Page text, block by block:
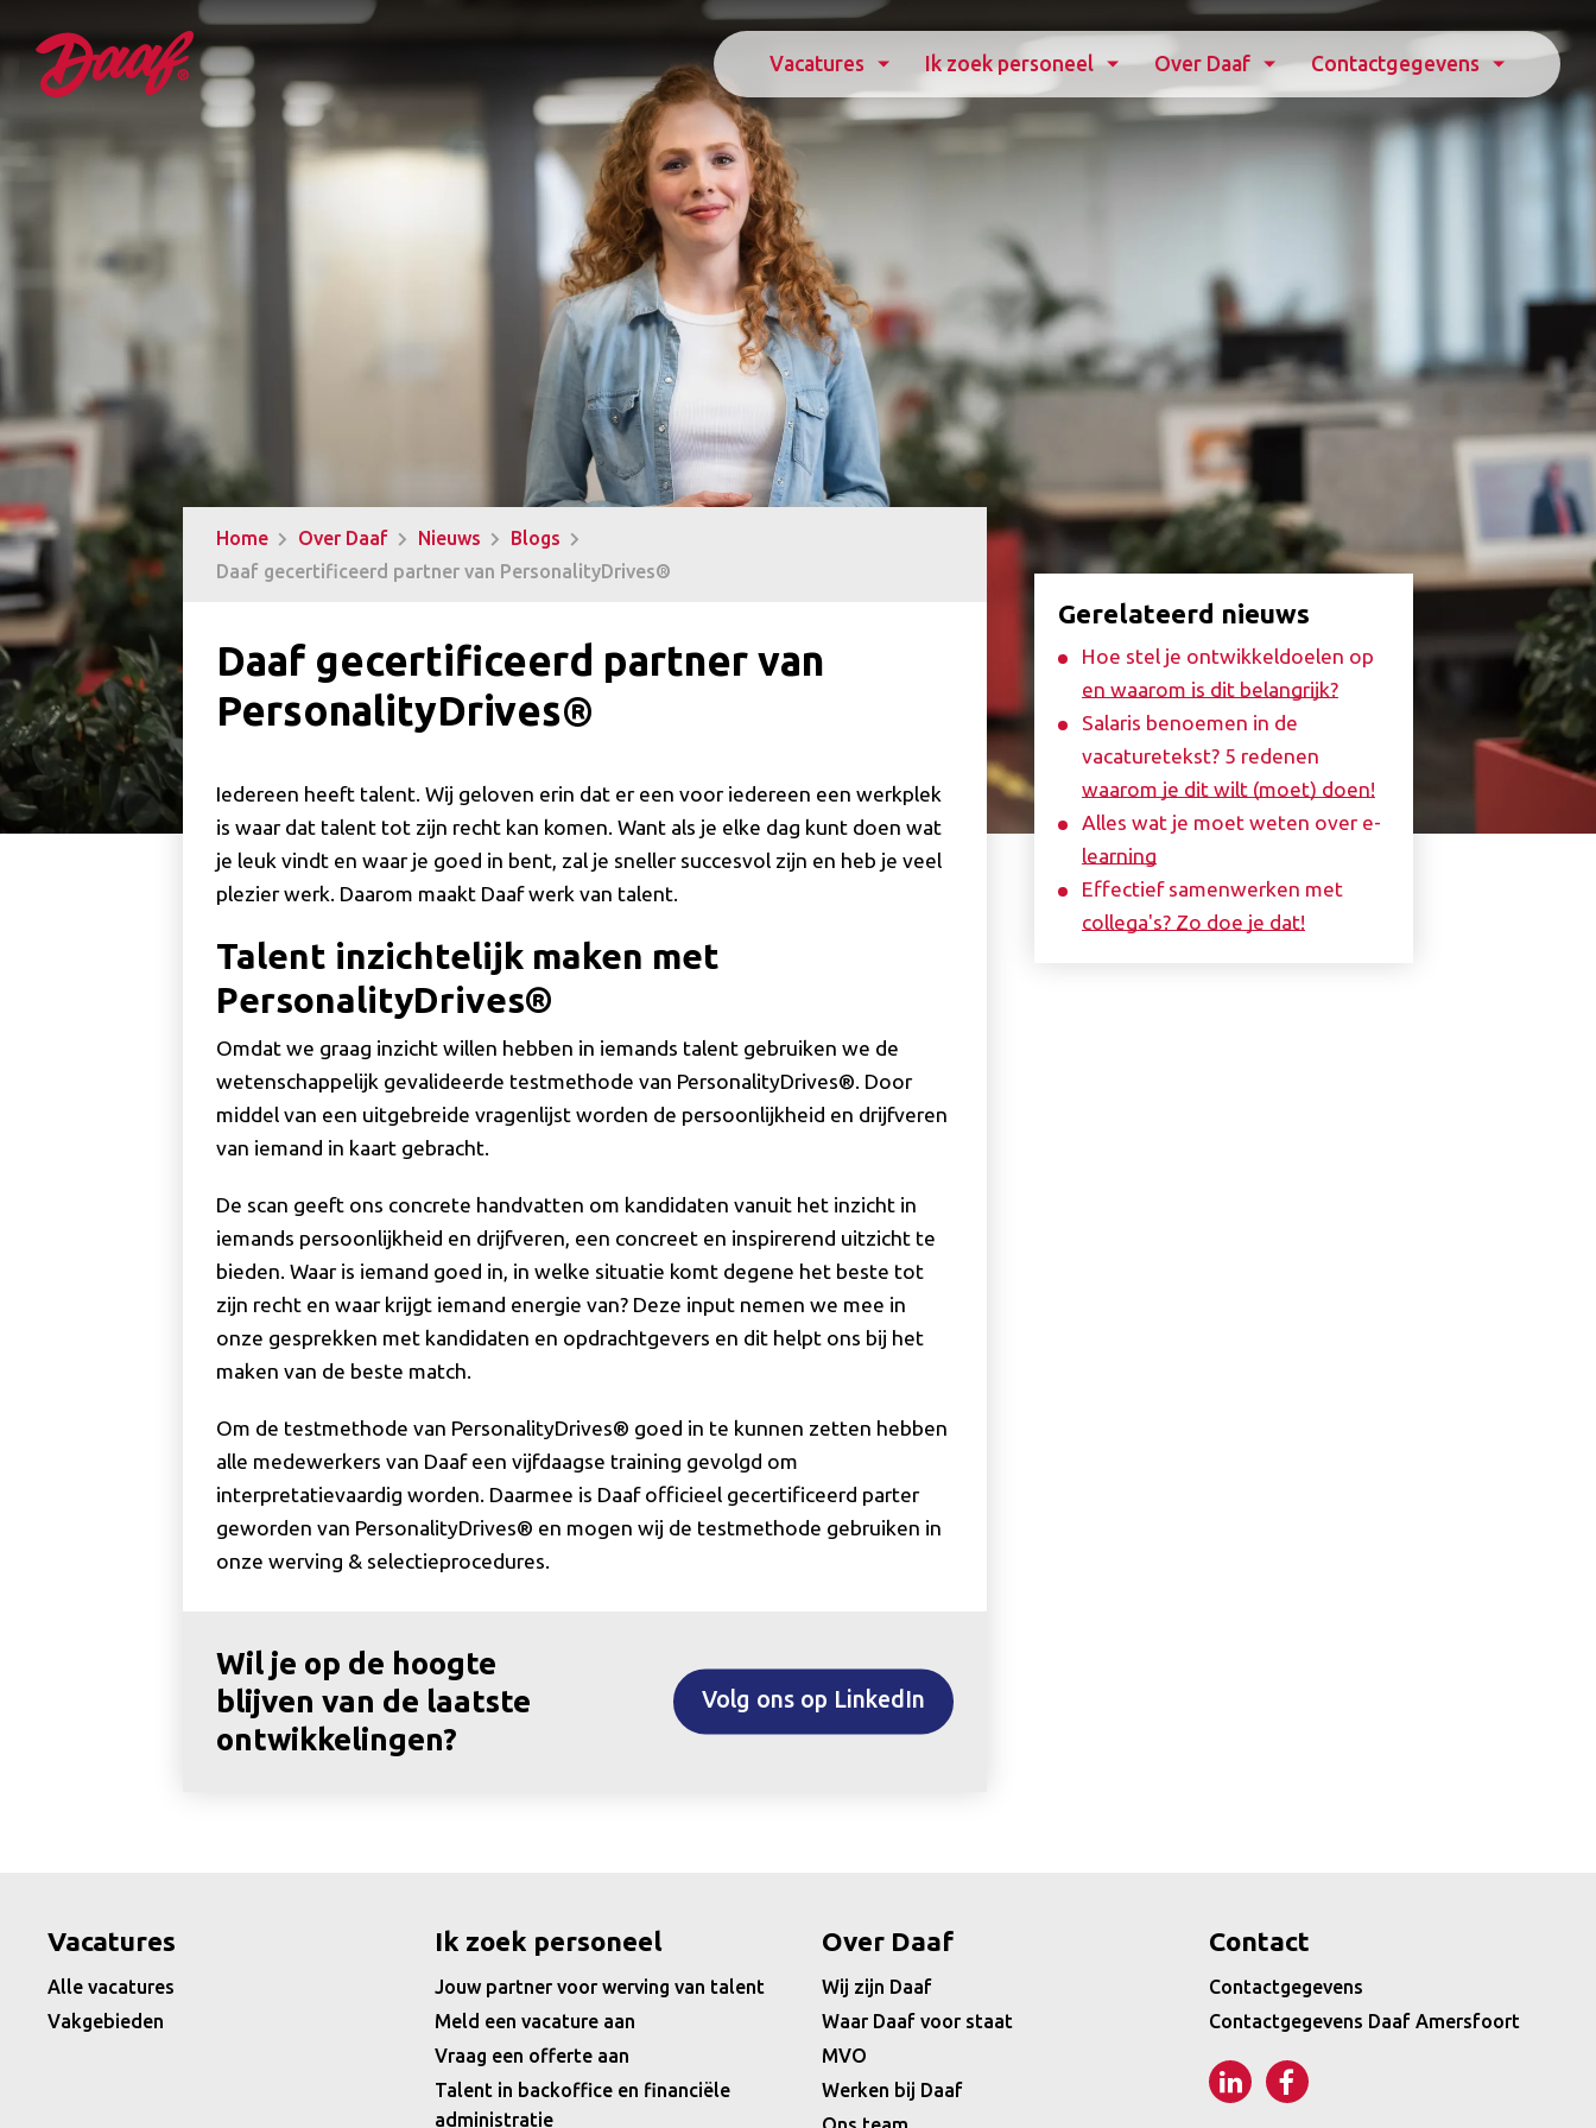
Vacatures Ik zoek personeel Over Daaf Contactgegevens
Home Over Daaf Nieuws
Blogs
Daaf gecertificeerd partner van PersonalityDrives®
Daaf gecertificeerd partner van
PersonalityDrives®
Iedereen heeft talent. Wij geloven erin dat er een voor iedereen een werkplek
is waar dat talent tot zijn recht kan komen. Want als je elke dag kunt doen wat
je leuk vindt en waar je goed in bent, zal je sneller succesvol zijn en heb je veel
plezier werk. Daarom maakt Daaf werk van talent.
Talent inzichtelijk maken met
PersonalityDrives®
Omdat we graag inzicht willen hebben in iemands talent gebruiken we de
wetenschappelijk gevalideerde testmethode van PersonalityDrives®. Door
middel van een uitgebreide vragenlijst worden de persoonlijkheid en drijfveren
van iemand in kaart gebracht.
De scan geeft ons concrete handvatten om kandidaten vanuit het inzicht in
iemands persoonlijkheid en drijfveren, een concreet en inspirerend uitzicht te
bieden. Waar is iemand goed in, in welke situatie komt degene het beste tot
zijn recht en waar krijgt iemand energie van? Deze input nemen we mee in
onze gesprekken met kandidaten en opdrachtgevers en dit helpt ons bij het
maken van de beste match.
Om de testmethode van PersonalityDrives® goed in te kunnen zetten hebben
alle medewerkers van Daaf een vijfdaagse training gevolgd om
interpretatievaardig worden. Daarmee is Daaf officieel gecertificeerd parter
geworden van PersonalityDrives® en mogen wij de testmethode gebruiken in
onze werving & selectieprocedures.
Wil je op de hoogte
blijven van de laatste
ontwikkelingen?
Volg ons op LinkedIn
Gerelateerd nieuws
Hoe stel je ontwikkeldoelen op
en waarom is dit belangrijk?
Salaris benoemen in de
vacaturetekst? 5 redenen
waarom je dit wilt (moet) doen!
Alles wat je moet weten over e-
learning
Effectief samenwerken met
collega's? Zo doe je dat!
Vacatures
Alle vacatures
Vakgebieden
Ik zoek personeel
Jouw partner voor werving van talent
Meld een vacature aan
Vraag een offerte aan
Talent in backoffice en financiële
administratie
Over Daaf
Wij zijn Daaf
Waar Daaf voor staat
MVO
Werken bij Daaf
Contact
Contactgegevens
Contactgegevens Daaf Amersfoort
LinkedIn